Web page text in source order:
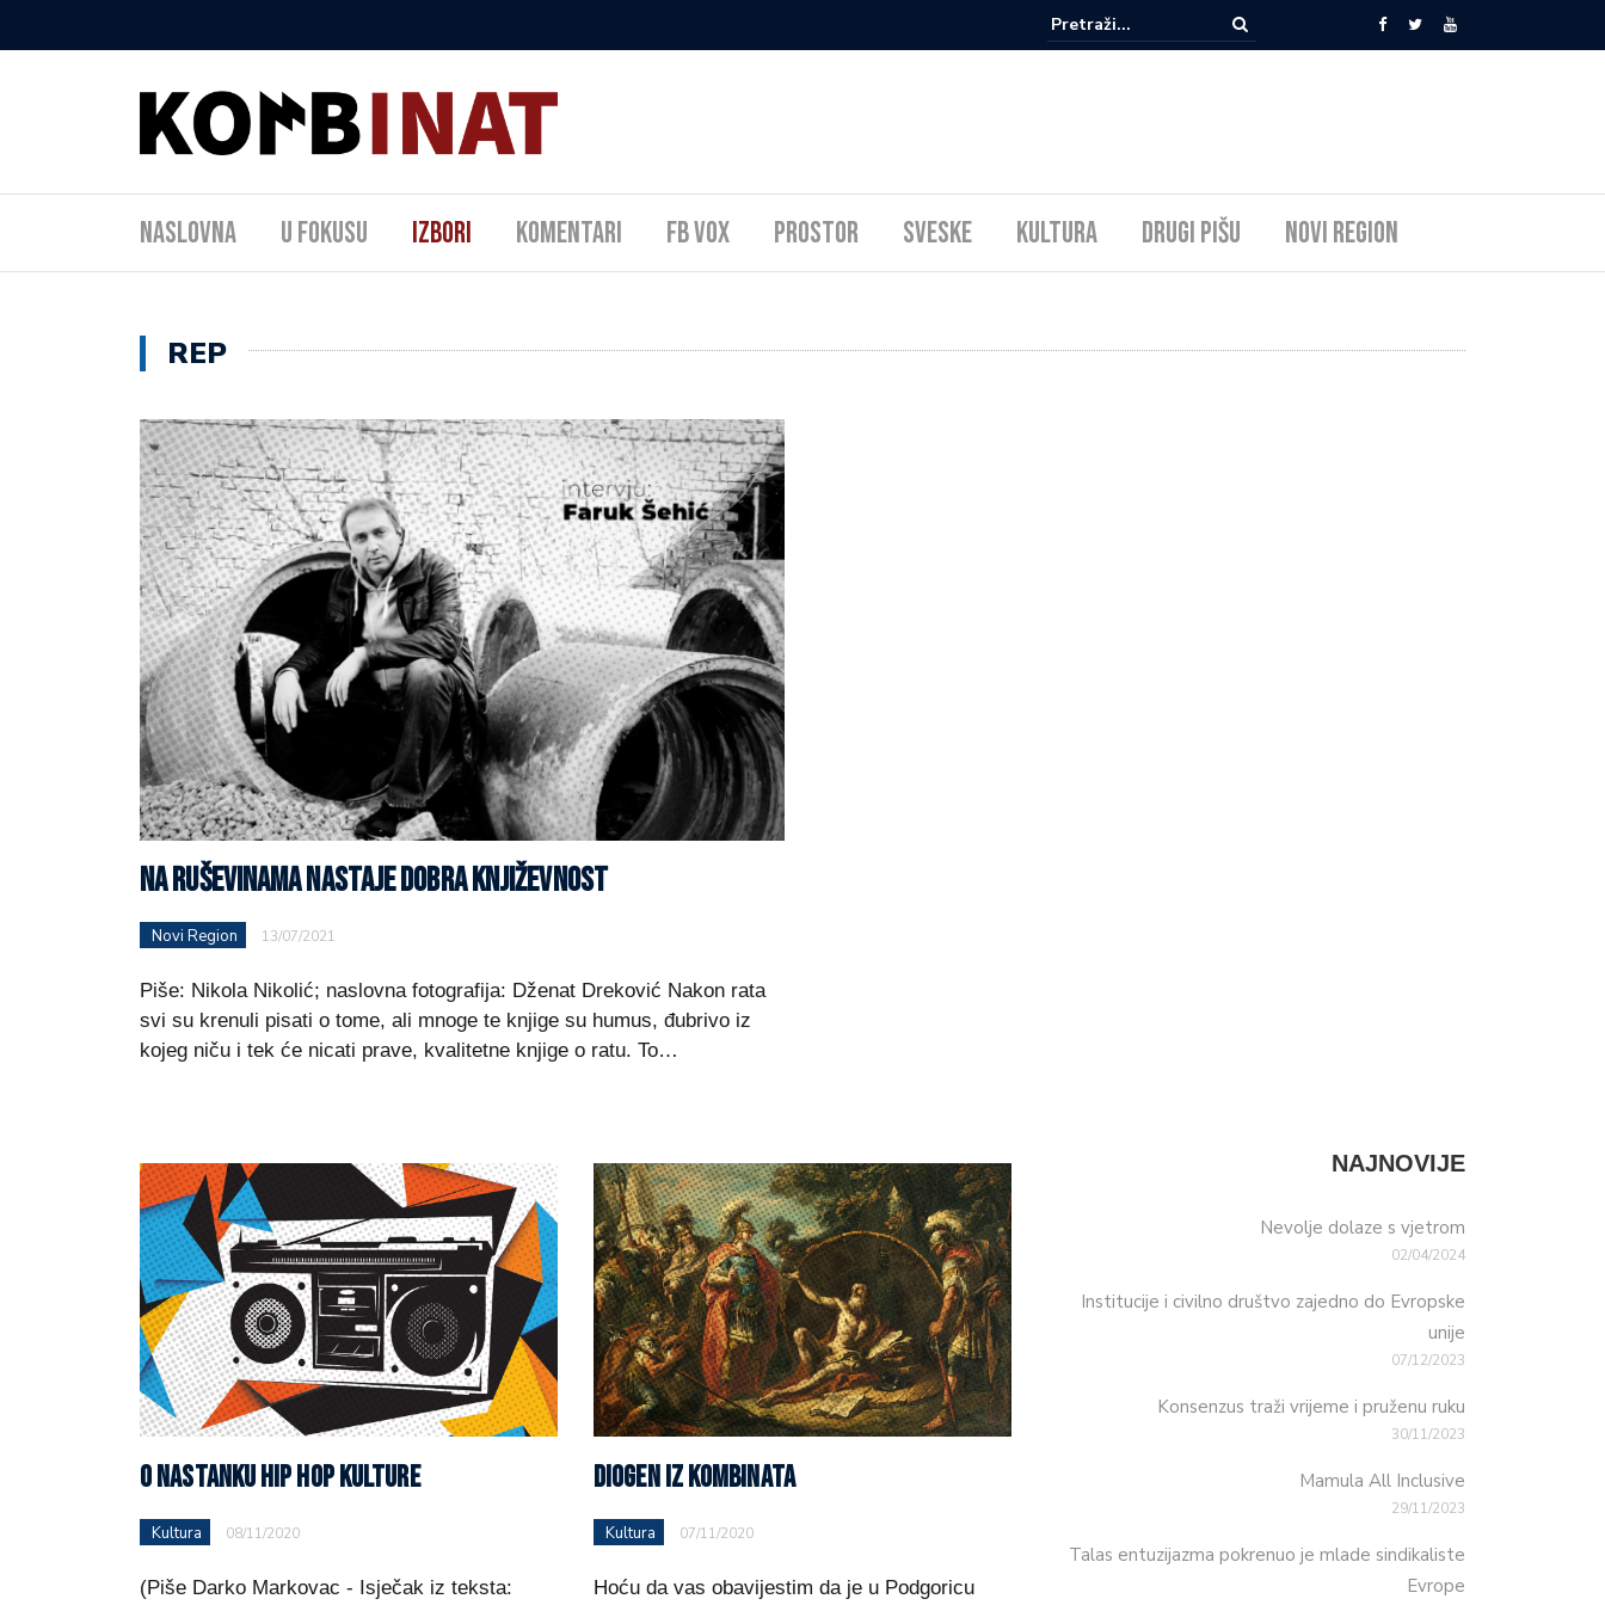
Naslovna U fokusu Izbori Komentari FB Vox Prostor Sveske Kultura Drugi pišu Novi Region
REP
NA RUŠEVINAMA NASTAJE DOBRA KNJIŽEVNOST
Novi Region 13/07/2021
Piše: Nikola Nikolić; naslovna fotografija: Dženat Dreković Nakon rata
svi su krenuli pisati o tome, ali mnoge te knjige su humus, đubrivo iz
kojeg niču i tek će nicati prave, kvalitetne knjige o ratu. To…
O NASTANKU HIP HOP KULTURE
Kultura 08/11/2020
(Piše Darko Markovac - Isječak iz teksta:
DIOGEN IZ KOMBINATA
Kultura 07/11/2020
Hoću da vas obavijestim da je u Podgoricu
NAJNOVIJE
Nevolje dolaze s vjetrom
02/04/2024
Institucije i civilno društvo zajedno do Evropske
unije
07/12/2023
Konsenzus traži vrijeme i pruženu ruku
30/11/2023
Mamula All Inclusive
29/11/2023
Talas entuzijazma pokrenuo je mlade sindikaliste
Evrope